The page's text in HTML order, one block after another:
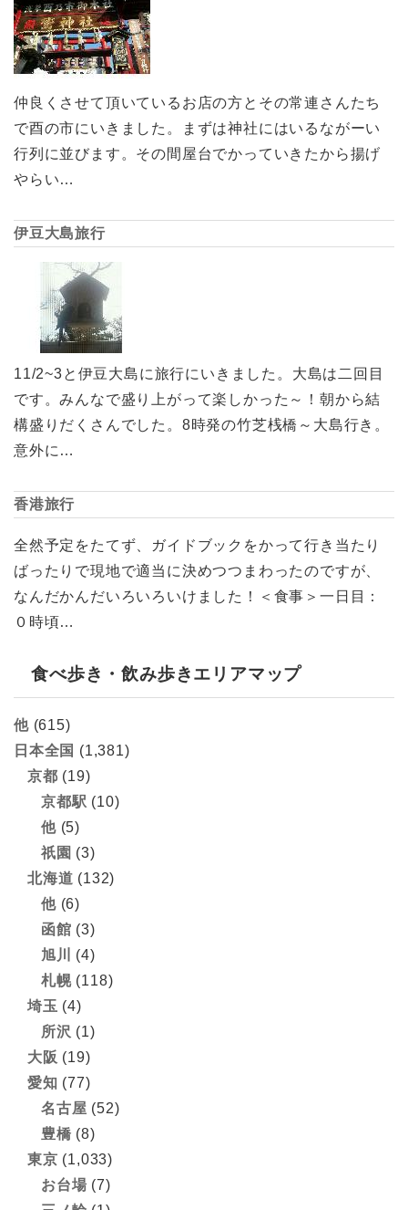
仲良くさせて頂いているお店の方とその常連さんたち
で酉の市にいきました。まずは神社にはいるながーい
行列に並びます。その間屋台でかっていきたから揚げ
やらい…
伊豆大島旅行
11/2~3と伊豆大島に旅行にいきました。大島は二回目
です。みんなで盛り上がって楽しかった～！朝から結
構盛りだくさんでした。8時発の竹芝桟橋～大島行き。
意外に…
香港旅行
全然予定をたてず、ガイドブックをかって行き当たり
ばったりで現地で適当に決めつつまわったのですが、
なんだかんだいろいろいけました！＜食事＞一日目：
０時頃…
食べ歩き・飲み歩きエリアマップ
他(615)
日本全国 (1,381)
京都 (19)
京都駅 (10)
他(5)
祇園 (3)
北海道 (132)
他(6)
函館 (3)
旭川
(4)
札幌(118)
埼玉 (4)
所沢 (1)
大阪 (19)
愛知 (77)
名古屋 (52)
豊橋 (8)
東京 (1,033)
お台場 (7)